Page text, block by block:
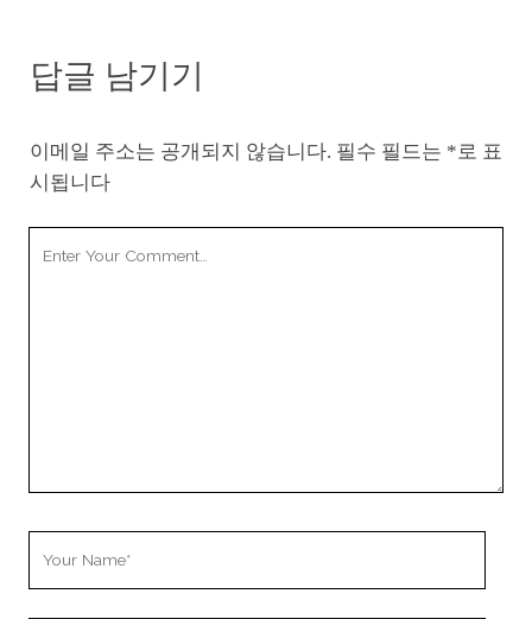
답글 남기기
이메일 주소는 공개되지 않습니다. 필수 필드는 *로 표
시됩니다